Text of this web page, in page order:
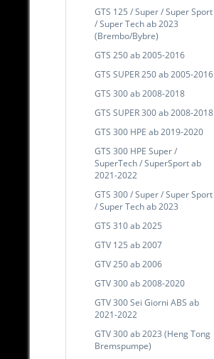
GTS 125 / Super / Super Sport
/ Super Tech ab 2023
(Brembo/Bybre)
GTS 250 ab 2005-2016
GTS SUPER 250 ab 2005-2016
GTS 300 ab 2008-2018
GTS SUPER 300 ab 2008-2018
GTS 300 HPE ab 2019-2020
GTS 300 HPE Super /
SuperTech / SuperSport ab
2021-2022
GTS 300 / Super / Super Sport
/ Super Tech ab 2023
GTS 310 ab 2025
GTV 125 ab 2007
GTV 250 ab 2006
GTV 300 ab 2008-2020
GTV 300 Sei Giorni ABS ab
2021-2022
GTV 300 ab 2023 (Heng Tong
Bremspumpe)